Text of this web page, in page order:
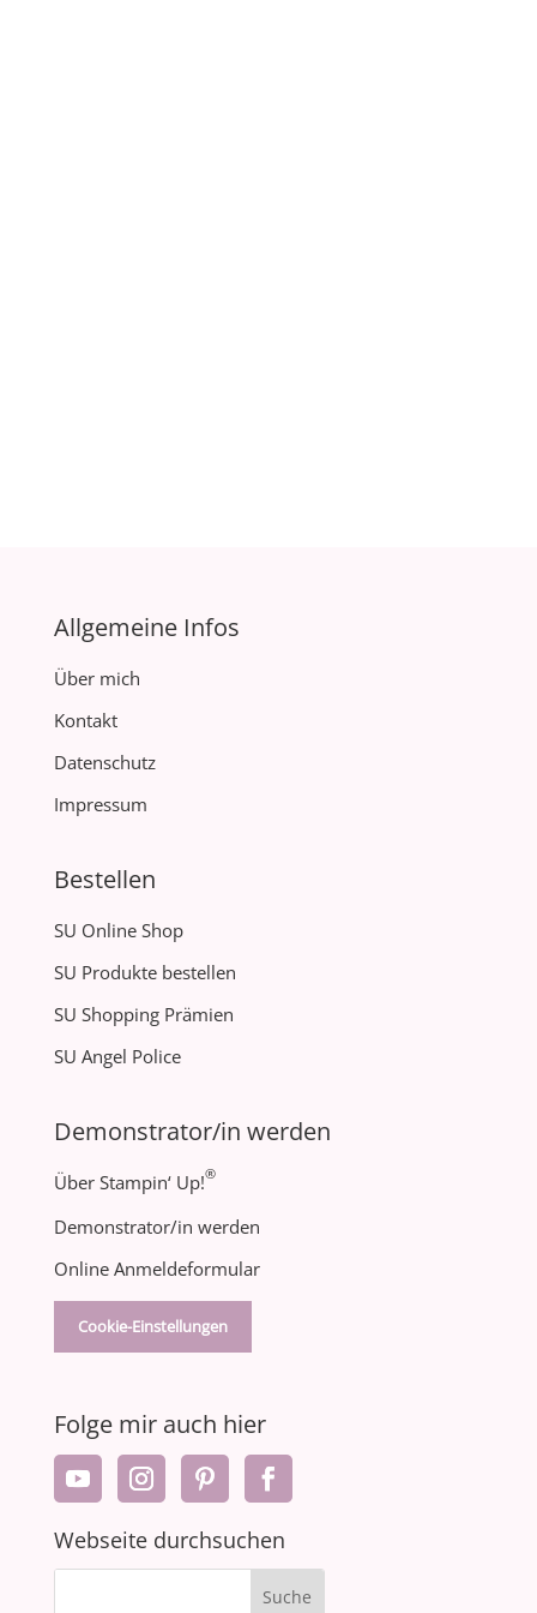
Allgemeine Infos
Über mich
Kontakt
Datenschutz
Impressum
Bestellen
SU Online Shop
SU Produkte bestellen
SU Shopping Prämien
SU Angel Police
Demonstrator/in werden
Über Stampin‘ Up!®
Demonstrator/in werden
Online Anmeldeformular
Cookie-Einstellungen
Folge mir auch hier
Webseite durchsuchen